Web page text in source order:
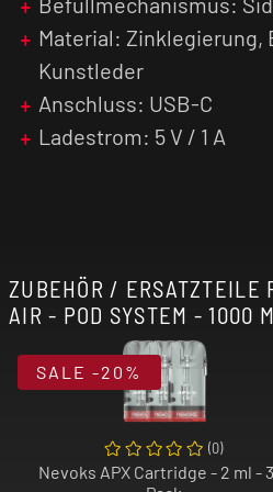
Konkurrenz mit einer
Geschmacksentwicklung.
Zugwiderstand zu
Kartusche um 180 Grad
Dank einer
Material: Zinklegierung,
Kunstleder
Anschluss: USB-C
Ladestrom: 5 V / 1 A
ZUBEHÖR / ERSATZTEILE
AIR - POD SYSTEM - 1000
(0)
Nevoks APX Cartridge - 2 ml -
SALE -20%